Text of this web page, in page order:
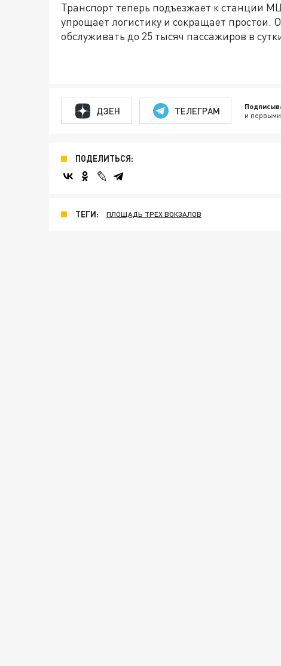
Транспорт теперь подъезжает к станции
упрощает логистику и сокращает
обслуживать до 25 тысяч пассажиров в
ДЗЕН ТЕЛЕГРАМ и
ПОДЕЛИТЬСЯ:
ТЕГИ: ПЛОЩАДЬ ТРЕХ ВОКЗАЛОВ